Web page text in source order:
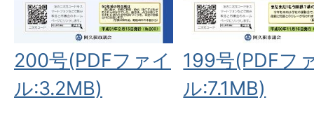
200号(PDFファイ
ル:3.2MB)
199号(PDFフ
ル:7.1MB)